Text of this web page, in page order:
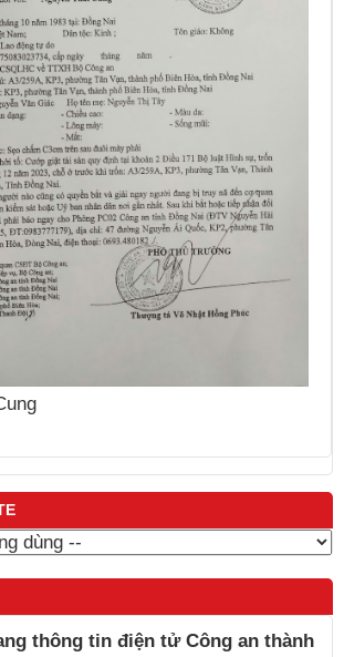
thông tin điện tử Công an thành